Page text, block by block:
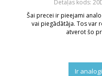
Detaļas kods:
Šai precei ir pieejami
vai piegādātāja. Tos var
atverot šo
Ir analogi